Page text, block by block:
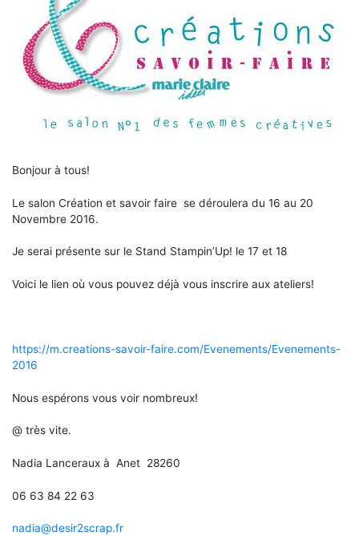
Bonjour à tous!
Le salon Création et savoir faire se déroulera du 16 au 20
Novembre 2016.
Je serai présente sur le Stand Stampin’Up! le 17 et 18
Voici le lien où vous pouvez déjà vous inscrire aux ateliers!
https://m.creations-savoir-faire.com/Evenements/Evenements-
2016
Nous espérons vous voir nombreux!
@ très vite.
Nadia Lanceraux à Anet 28260
06 63 84 22 63
nadia@desir2scrap.fr